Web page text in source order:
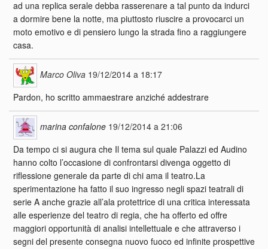
ad una replica serale debba rasserenare a tal punto da indurci
a dormire bene la notte, ma piuttosto riuscire a provocarci un
moto emotivo e di pensiero lungo la strada fino a raggiungere
casa.
Marco Oliva 19/12/2014 a 18:17
Pardon, ho scritto ammaestrare anziché addestrare
marina confalone 19/12/2014 a 21:06
Da tempo ci si augura che Il tema sul quale Palazzi ed Audino
hanno colto l’occasione di confrontarsi divenga oggetto di
riflessione generale da parte di chi ama il teatro.La
sperimentazione ha fatto il suo ingresso negli spazi teatrali di
serie A anche grazie all’ala protettrice di una critica interessata
alle esperienze del teatro di regia, che ha offerto ed offre
maggiori opportunità di analisi intellettuale e che attraverso i
segni del presente consegna nuovo fuoco ed infinite prospettive